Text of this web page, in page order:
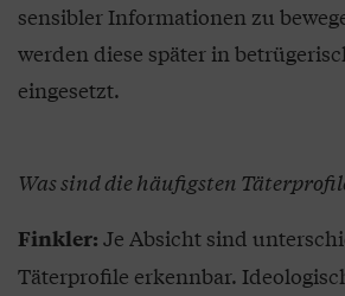
sensibler Informationen zu
werden diese später in
eingesetzt.
Was sind die häufigsten
Finkler: Je Absicht sind
Täterprofile erkennbar.